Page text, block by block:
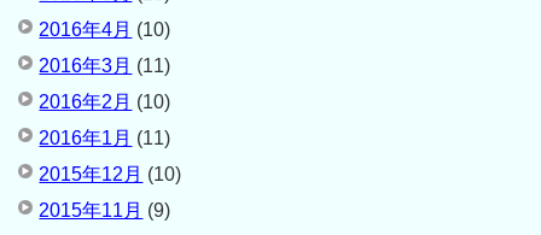
2016年4月 (10)
2016年3月 (11)
2016年2月 (10)
2016年1月 (11)
2015年12月 (10)
2015年11月 (9)